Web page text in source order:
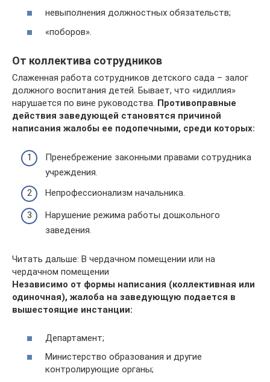
невыполнения должностных обязательств;
«поборов».
От коллектива сотрудников
Слаженная работа сотрудников детского сада – залог
должного воспитания детей. Бывает, что «идиллия»
нарушается по вине руководства. Противоправные
действия заведующей становятся причиной
написания жалобы ее подопечными, среди которых:
Пренебрежение законными правами сотрудника
учреждения.
Непрофессионализм начальника.
Нарушение режима работы дошкольного
заведения.
Читать дальше: В чердачном помещении или на
чердачном помещении
Независимо от формы написания (коллективная или
одиночная), жалоба на заведующую подается в
вышестоящие инстанции:
Департамент;
Министерство образования и другие
контролирующие органы;